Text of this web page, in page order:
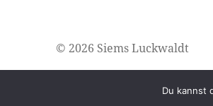
© 2026 Siems Luckwaldt
Du kannst